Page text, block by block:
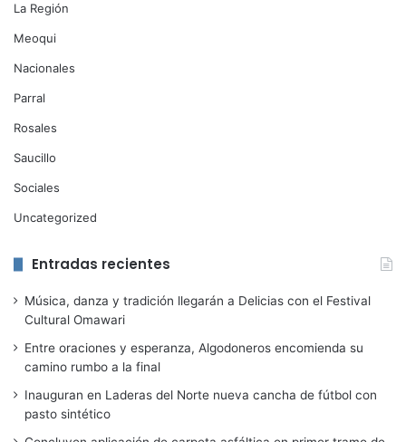
La Región
Meoqui
Nacionales
Parral
Rosales
Saucillo
Sociales
Uncategorized
Entradas recientes
Música, danza y tradición llegarán a Delicias con el Festival
Cultural Omawari
Entre oraciones y esperanza, Algodoneros encomienda su
camino rumbo a la final
Inauguran en Laderas del Norte nueva cancha de fútbol con
pasto sintético